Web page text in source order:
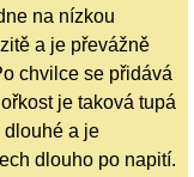
na nízkou
a je převážně
chvilce se přidává
je taková tupá
a je
dlouho po napití.